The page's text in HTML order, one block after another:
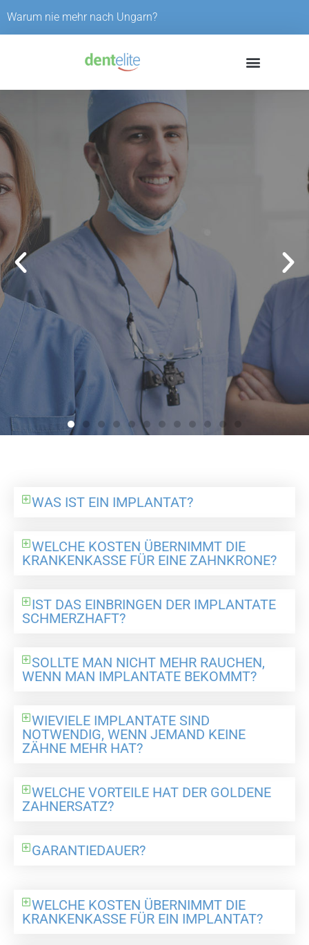
content
Warum nie mehr nach Ungarn?
WAS IST EIN IMPLANTAT?
WELCHE KOSTEN ÜBERNIMMT DIE
KRANKENKASSE FÜR EINE ZAHNKRONE?
IST DAS EINBRINGEN DER IMPLANTATE
SCHMERZHAFT?
SOLLTE MAN NICHT MEHR RAUCHEN,
WENN MAN IMPLANTATE BEKOMMT?
WIEVIELE IMPLANTATE SIND
NOTWENDIG, WENN JEMAND KEINE
ZÄHNE MEHR HAT?
WELCHE VORTEILE HAT DER GOLDENE
ZAHNERSATZ?
GARANTIEDAUER?
WELCHE KOSTEN ÜBERNIMMT DIE
KRANKENKASSE FÜR EIN IMPLANTAT?